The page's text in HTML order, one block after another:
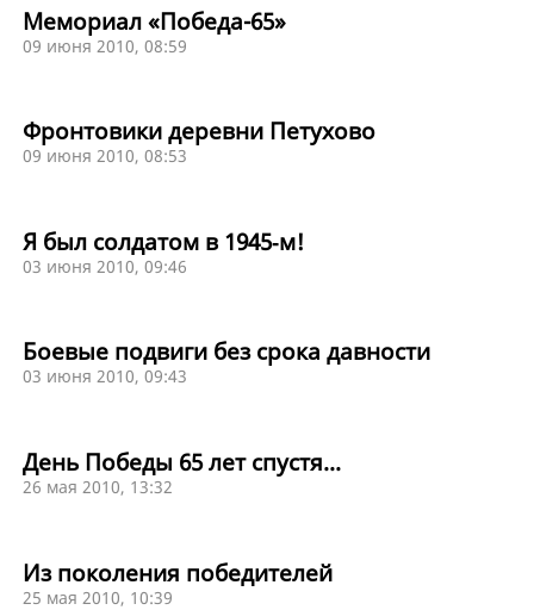
Мемориал «Победа-65»
09 июня 2010, 08:59
Фронтовики деревни Петухово
09 июня 2010, 08:53
Я был солдатом в 1945‑м!
03 июня 2010, 09:46
Боевые подвиги без срока давности
03 июня 2010, 09:43
День Победы 65 лет спустя...
26 мая 2010, 13:32
Из поколения победителей
25 мая 2010, 10:39